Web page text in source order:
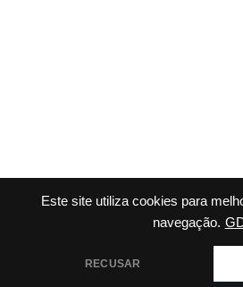
Este site utiliza cookies para
navegação.
RECUSAR